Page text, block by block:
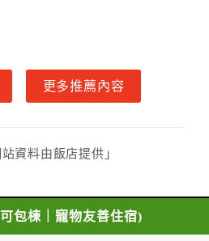
定。第五條（付款方式）
總金額之收取）
甲方入住前，乙方預收取房
之退還）
定住宿日前第三日以前到達
更多推薦內容
站資料由飯店提供」
包棟｜寵物友善住宿)